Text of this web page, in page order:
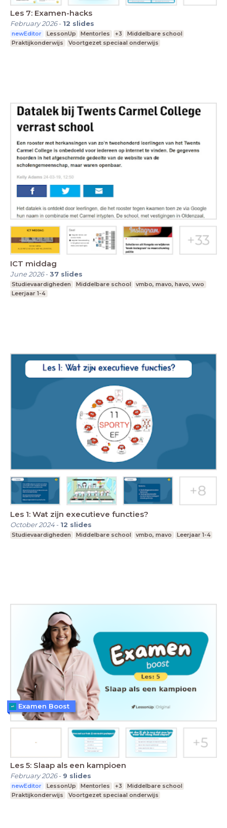
Les 7: Examen-hacks
February 2026- 12 slides
newEditor LessonUp Mentorles +3
Middelbare school
Praktijkonderwijs
Voortgezet speciaal onderwijs
ICT middag
June 2026-37 slides
Studievaardigheden Middelbare school
vmbo, mavo, havo, vwo
Leerjaar 1-4
Les 1: Wat zijn executieve functies?
October 2024- 12 slides
Studievaardigheden Middelbare school vmbo, mavo Leerjaar 1-4
Les 5: Slaap als een kampioen
February 2026- 9 slides
newEditor LessonUp Mentorles +3
Middelbare school
Praktijkonderwijs
Voortgezet speciaal onderwijs
Examen Boost